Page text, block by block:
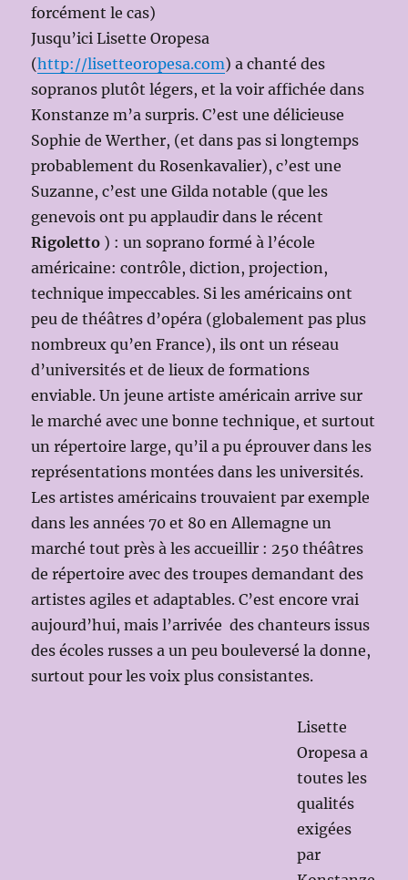
forcément le cas)
Jusqu’ici Lisette Oropesa
(http://lisetteoropesa.com) a chanté des
sopranos plutôt légers, et la voir affichée dans
Konstanze m’a surpris. C’est une délicieuse
Sophie de Werther, (et dans pas si longtemps
probablement du Rosenkavalier), c’est une
Suzanne, c’est une Gilda notable (que les
genevois ont pu applaudir dans le récent
Rigoletto ) : un soprano formé à l’école
américaine: contrôle, diction, projection,
technique impeccables. Si les américains ont
peu de théâtres d’opéra (globalement pas plus
nombreux qu’en France), ils ont un réseau
d’universités et de lieux de formations
enviable. Un jeune artiste américain arrive sur
le marché avec une bonne technique, et surtout
un répertoire large, qu’il a pu éprouver dans les
représentations montées dans les universités.
Les artistes américains trouvaient par exemple
dans les années 70 et 80 en Allemagne un
marché tout près à les accueillir : 250 théâtres
de répertoire avec des troupes demandant des
artistes agiles et adaptables. C’est encore vrai
aujourd’hui, mais l’arrivée des chanteurs issus
des écoles russes a un peu bouleversé la donne,
surtout pour les voix plus consistantes.
Lisette
Oropesa a
toutes les
qualités
exigées
par